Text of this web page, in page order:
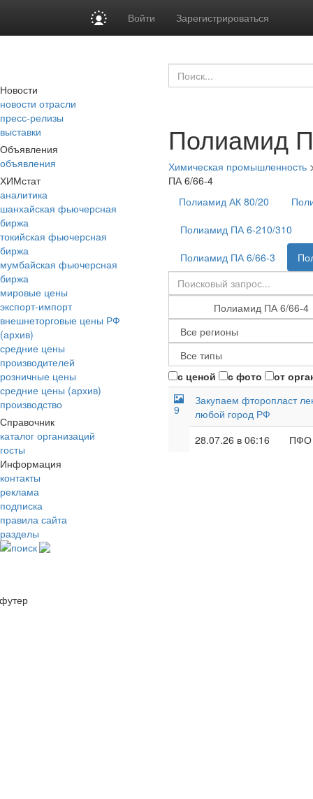
Войти Зарегистрироваться
Новости
новости отрасли
пресс-релизы
выставки
Объявления
объявления
ХИМстат
аналитика
шанхайская фьючерсная
биржа
токийская фьючерсная
биржа
мумбайская фьючерсная
биржа
мировые цены
экспорт-импорт
внешнеторговые цены РФ
(архив)
средние цены
производителей
розничные цены
средние цены (архив)
производство
Справочник
каталог организаций
госты
Информация
контакты
реклама
подписка
правила сайта
разделы
поиск
Полиамид
Химическая промышленность
ПА 6/66-4
Полиамид АК 80/20
Полиамид ПА 6-210/310
Полиамид ПА 6/66-3
с ценой с фото от
9
Закупаем фторопласт
любой город РФ
28.07.26 в 06:16
ПФО
футер